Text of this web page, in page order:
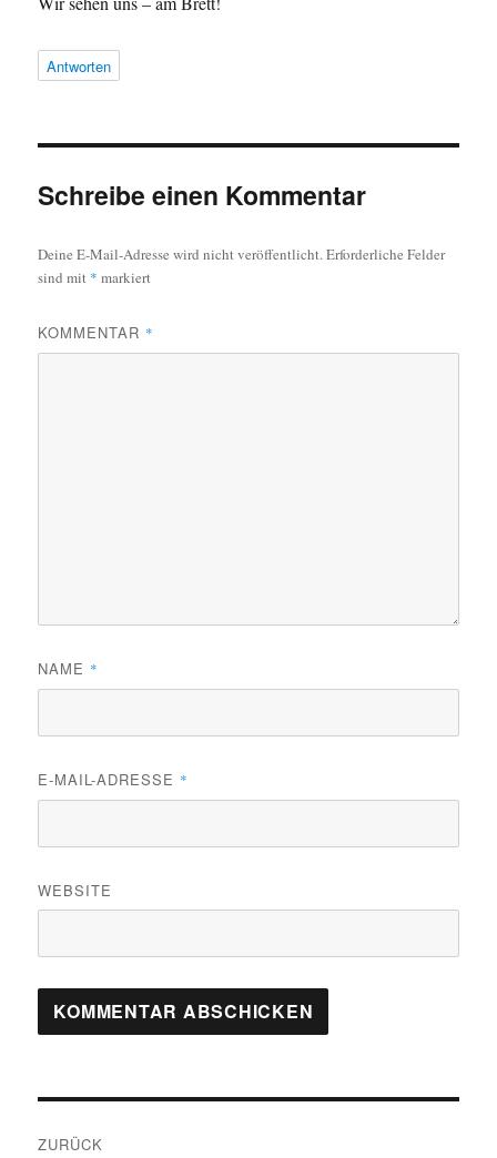
Antworten
Schreibe einen Kommentar
Deine E-Mail-Adresse wird nicht veröffentlicht.Erforderliche Felder
sind mit * markiert
KOMMENTAR *
NAME *
E-MAIL-ADRESSE *
WEBSITE
ZURÜCK